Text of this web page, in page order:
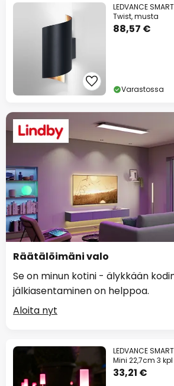
LEDVANCE
Twist, musta
88,57 €
Varastossa
Räätälöimäni valo
Se on minun kotini - älykkään
jälkiasentaminen on helppoa.
Aloita nyt
LEDVANCE
Mini 22,7cm 3 kpl
33,21 €